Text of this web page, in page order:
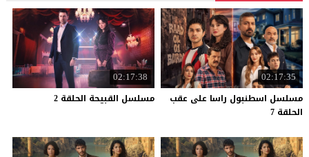
02:17:35
مسلسل اسطنبول راسا على عقب
الحلقة 7
02:17:38
مسلسل القبيحة الحلقة 2